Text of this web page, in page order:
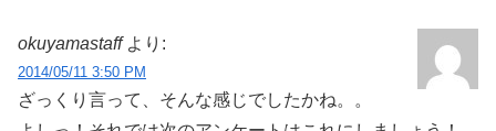
okuyamastaff より:
2014/05/11 3:50 PM
ざっくり言って、そんな感じでしたかね。。